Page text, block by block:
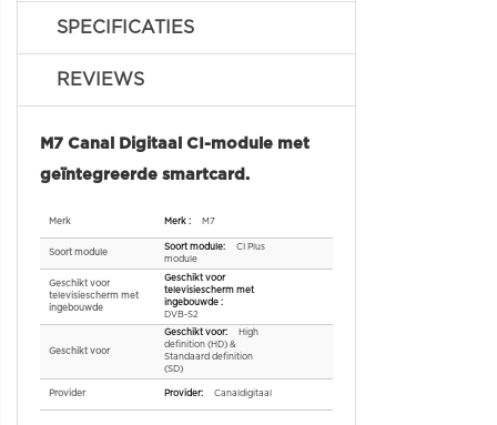
SPECIFICATIES
REVIEWS
M7 Canal Digitaal CI-module met
geïntegreerde smartcard.
Merk
M7
Soort module
CI Plus
module
Geschikt voor
televisiescherm met
ingebouwde
DVB-S2
Geschikt voor
High
definition (HD) &
Standaard definition
(SD)
Provider Canaldigitaal